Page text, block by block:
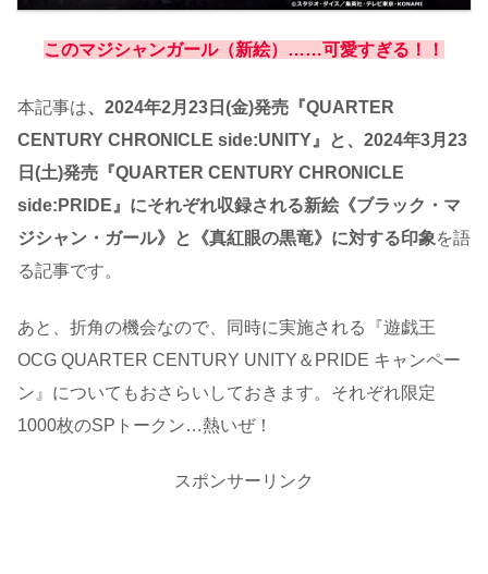
このマジシャンガール（新絵）……可愛すぎる！！
本記事は、2024年2月23日(金)発売『QUARTER
CENTURY CHRONICLE side:UNITY』と、2024年3月23
日(土)発売『QUARTER CENTURY CHRONICLE
side:PRIDE』にそれぞれ収録される新絵《ブラック・マ
ジシャン・ガール》と《真紅眼の黒竜》に対する印象を語
る記事です。
あと、折角の機会なので、同時に実施される『遊戯王
OCG QUARTER CENTURY UNITY＆PRIDE キャンペー
ン』についてもおさらいしておきます。それぞれ限定
1000枚のSPトークン…熱いぜ！
スポンサーリンク